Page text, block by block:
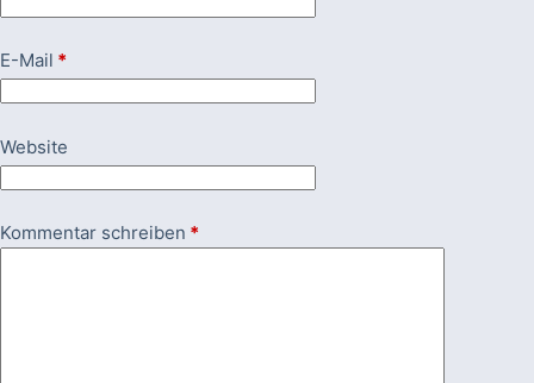
E-Mail *
Website
Kommentar schreiben *